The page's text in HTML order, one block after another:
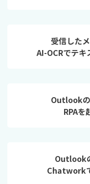
受信した
AI-OCRでテキ
Outlook
RPAを
Outlook
Chatwork